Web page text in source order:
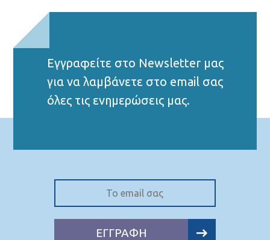
Εγγραφείτε στο Νewsletter μας
για να λαμβάνετε στο email σας
όλες τις ενημερώσεις μας.
ΕΓΓΡΑΦΗ